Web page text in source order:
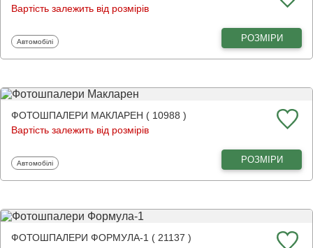
Вартість залежить від розмірів
Фотошпалери
Автомобілі РОЗМІРИ
ФОТОШПАЛЕРИ МАКЛАРЕН ( 10988 )
Вартість залежить від розмірів
Фотошпалери
Автомобілі РОЗМІРИ
ФОТОШПАЛЕРИ ФОРМУЛА-1 ( 21137 )